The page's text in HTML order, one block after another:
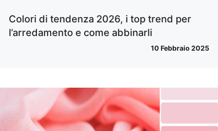
Colori di tendenza 2026, i top trend per
l’arredamento e come abbinarli
10 Febbraio 2025